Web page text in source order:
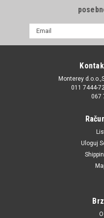
H7 / 20912708 /
N10320102 / N10320103 /
Sijalica za far H7
mail
Monterey
011 7444-
067
Uloguj